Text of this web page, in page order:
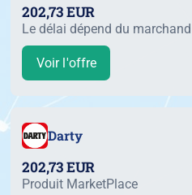
202,73 EUR
Le délai dépend du marchand
Voir l'offre
Darty
202,73 EUR
Produit MarketPlace